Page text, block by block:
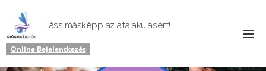
Láss másképp az átalakulásért!
Online Bejelentkezés